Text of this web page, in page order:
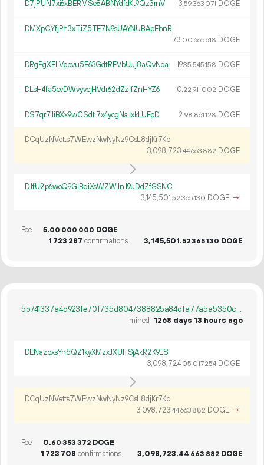
D7jPUN7xi6xBERMSe8ABNYdfdKt9Qz3rnV 3.59363 071 DOGE
DMXpCYfjPh3xTiZ5TE7N9sUAYNUBApFhnR
73.00 665618 DOGE
DRgPgXFLVppvu5F63GdtRFVbUuj8aQvNpa 19.35 545158 DOGE
DLsH4fa5evDWvyvcjHVdr62dZz1fZnHYZ6 10.22 911 002 DOGE
DS7qr7JiBXx9wCSdti7x4ycgNaJxkLUFpD 2.98 861128 DOGE
DCqUzNVetts7WEwzNwNyNz9CsL8djKr7Kb
3 098 723.44663 882 DOGE
DJfU2p6woQ9GiBdiXsWZWJnJ9uDdZfSSNC
3145 501.52 365130 DOGE →
Fee 5.00 000 000 DOGE
1 723 287 confirmations 3 145 501.52365130 DOGE
5b741337a4d923fe70f735d8047388825a84dfa77a5a5350c0ab37c7989c251c
mined
1268 days 13 hours ago
DENazbxsYh5QZ1kyXMzxJXUHSjAkR2K9ES
3 098 724.05 017254 DOGE
DCqUzNVetts7WEwzNwNyNz9CsL8djKr7Kb
3 098 723.44663 882 DOGE →
Fee 0.60 353 372 DOGE
1 723 708 confirmations 3 098 723.44 663 882 DOGE